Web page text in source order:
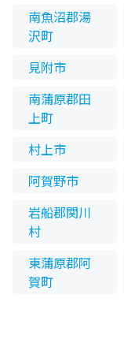
南魚沼郡湯
沢町
見附市
南蒲原郡田
上町
村上市
阿賀野市
岩船郡関川
村
東蒲原郡阿
賀町